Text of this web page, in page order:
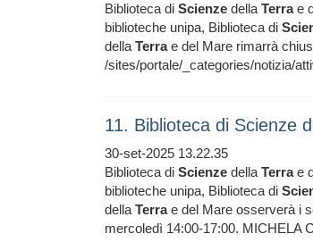
Biblioteca di Scienze della Terrae
biblioteche unipa, Biblioteca di
della Terrae del Mare rimarrà
/sites/portale/_categories/notizia/
11. Biblioteca di Scienze
30-set-2025 13.22.35
Biblioteca di Scienze della Terrae
biblioteche unipa, Biblioteca di
della Terrae del Mare osserverà i
mercoledì 14:00-17:00. MICHELA